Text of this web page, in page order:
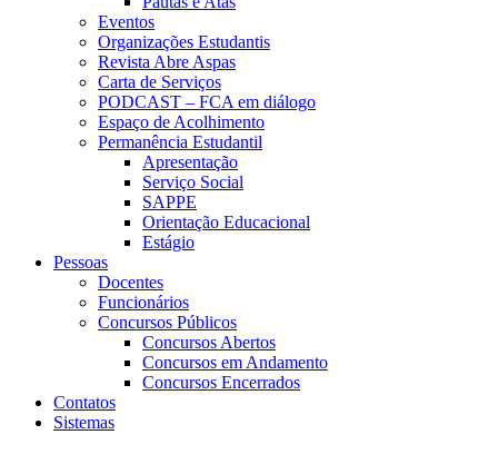
Eventos
Organizações Estudantis
Revista Abre Aspas
Carta de Serviços
PODCAST – FCA em diálogo
Espaço de Acolhimento
Permanência Estudantil
Apresentação
Serviço Social
SAPPE
Orientação Educacional
Estágio
Pessoas
Docentes
Funcionários
Concursos Públicos
Concursos Abertos
Concursos em Andamento
Concursos Encerrados
Contatos
Sistemas